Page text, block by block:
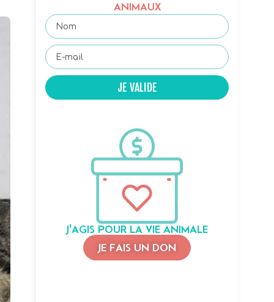
ANIMAUX
JE VALIDE
J'AGIS POUR LA VIE ANIMALE
JE FAIS UN DON